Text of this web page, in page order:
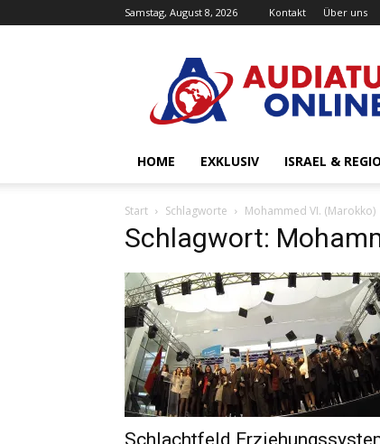
Samstag, August 8, 2026 Kontakt Über uns
Online
HOME EXKLUSIV ISRAEL &
Start Schlagworte Mohammed VI. (Marokko)
Schlagwort:
Schlachtfeld